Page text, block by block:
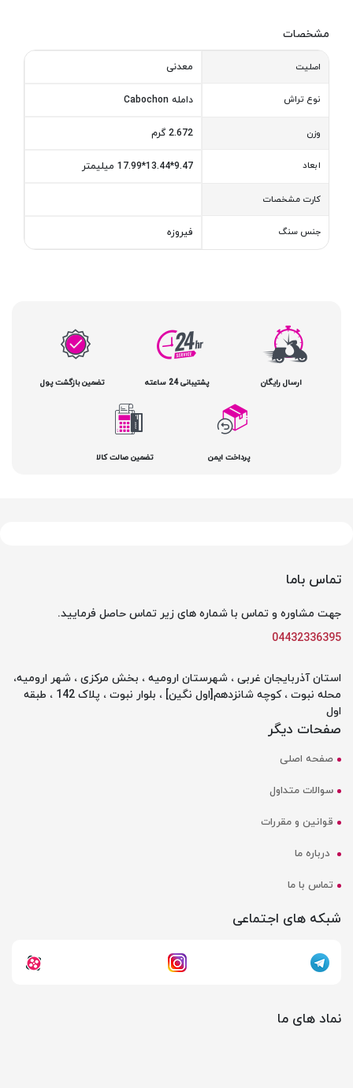
مشخصات
اصلیت معدنی
نوع تراش دامله Cabochon
وزن 2.672 گرم
ابعاد 9.47*13.44*17.99 میلیمتر
کارت مشخصات
جنس سنگ فیروزه
ارسال رایگان پشتیبانی 24 ساعته تضمین بازگشت پول
پرداخت ایمن تضمین صالت کالا
تماس باما
جهت مشاوره و تماس با شماره های زیر تماس حاصل فرمایید.
04432336395
استان آذربایجان غربی ، شهرستان ارومیه ، بخش مرکزی ، شهر ارومیه،
محله نبوت ، کوچه شانزدهم[اول نگین] ، بلوار نبوت ، پلاک 142 ، طبقه
اول
صفحات دیگر
صفحه اصلی
سوالات متداول
قوانین و مقررات
درباره ما
تماس با ما
شبکه های اجتماعی
نماد های ما